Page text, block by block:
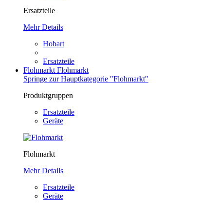
Ersatzteile
Mehr Details
Hobart
Ersatzteile
Flohmarkt Flohmarkt
Springe zur Hauptkategorie "Flohmarkt"
Produktgruppen
Ersatzteile
Geräte
Flohmarkt
Mehr Details
Ersatzteile
Geräte